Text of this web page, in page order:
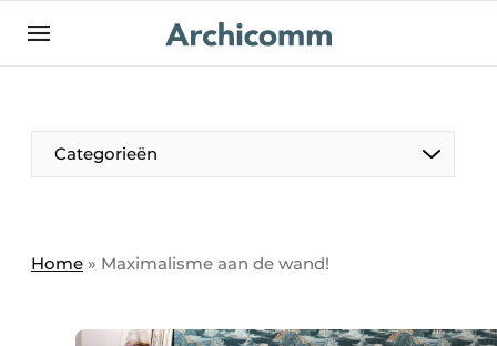
NL be-FR
Categorieën
Home » Maximalisme aan de wand!